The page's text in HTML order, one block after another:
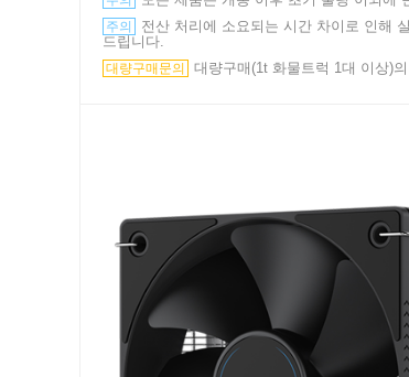
주의
전산 처리에 소요되는 시간 차이로 인해
드립니다.
대량구매문의 대량구매(1t 화물트럭 1대 이상)